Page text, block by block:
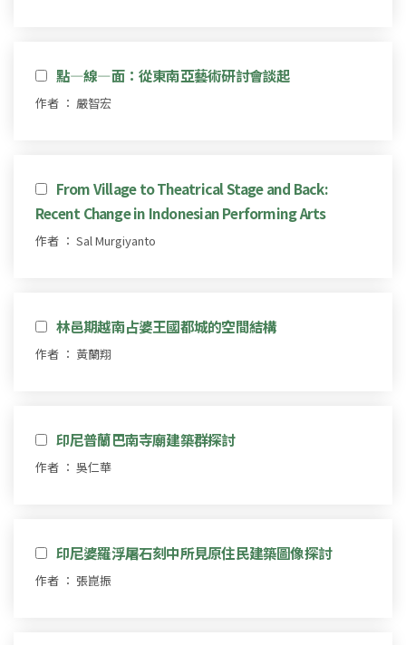
點—線—面：從東南亞藝術研討會談起
作者 ： 嚴智宏
From Village to Theatrical Stage and Back:
Recent Change in Indonesian Performing Arts
作者 ： Sal Murgiyanto
林邑期越南占婆王國都城的空間結構
作者 ： 黃蘭翔
印尼普蘭巴南寺廟建築群探討
作者 ： 吳仁華
印尼婆羅浮屠石刻中所見原住民建築圖像探討
作者 ： 張崑振